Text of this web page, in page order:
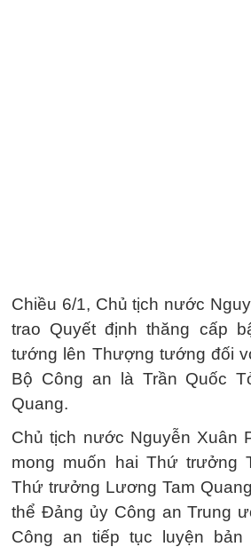
Chiều 6/1, Chủ tịch nước
trao Quyết định thăng cấp
tướng lên Thượng tướng đối
Bộ Công an là Trần Quốc
Quang.
Chủ tịch nước Nguyễn Xuân
mong muốn hai Thứ trưởng
Thứ trưởng Lương Tam
thể Đảng ủy Công an Trung
Công an tiếp tục luyện